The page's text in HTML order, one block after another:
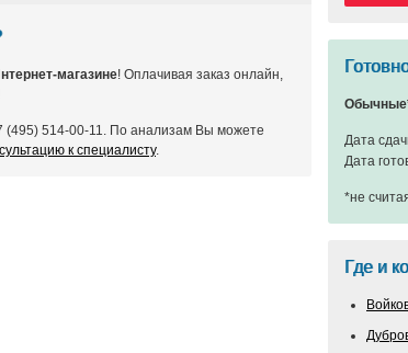
магазине! Оплачивая заказ онлайн,
(495) 514-00-11. По анализам Вы можете
к специалисту.
Дата
Дата
*не
Где и